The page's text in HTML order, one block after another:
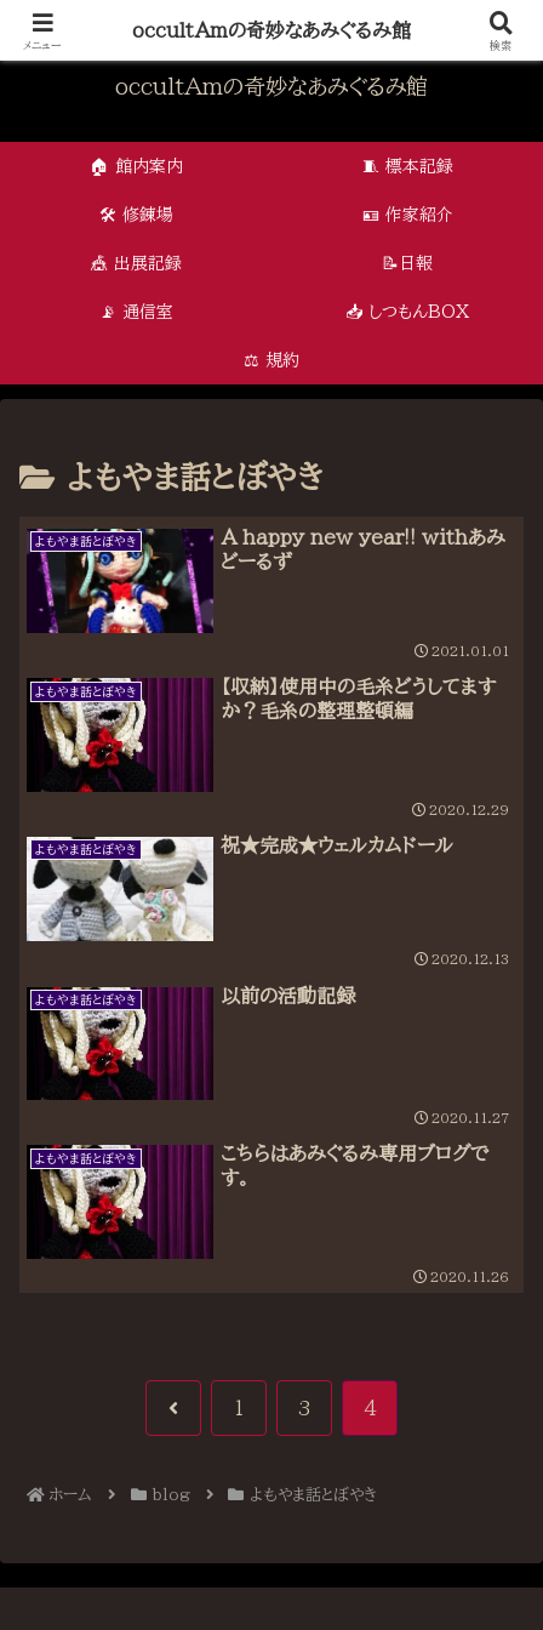
怪奇と可愛さが交差する、オカルタムの編み物アート
occultAmの奇妙なあみぐるみ館
🏠 館内案内 🧵 標本記録
🛠 修錬場 🪪 作家紹介
🎪 出展記録 📝日報
📡 通信室 📥 しつもんBOX
⚖️ 規約
よもやま話とぼやき
よもやま話とぼやき
A happy new year!! withあみ
どーるず
2021.01.01
よもやま話とぼやき
【収納】使用中の毛糸どうしてます
か？毛糸の整理整頓編
2020.12.29
よもやま話とぼやき 祝★完成★ウェルカムドール
2020.12.13
よもやま話とぼやき 以前の活動記録
2020.11.27
よもやま話とぼやき
こちらはあみぐるみ専用ブログで
す。
2020.11.26
前 1 3 4
ホーム blog よもやま話とぼやき
メニュー
occultAmの奇妙なあみぐるみ館
検索